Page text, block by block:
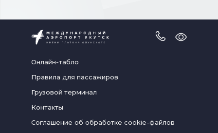
Версия
Онлайн-табло
Правила для пассажиров
Грузовой терминал
Контакты
Соглашение об обработке cookie-файлов